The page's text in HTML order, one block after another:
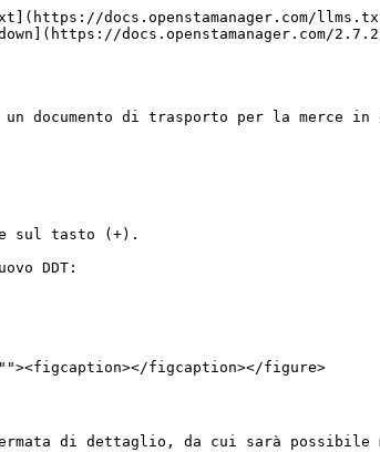
docs.openstamanager.com/
docs.openstamanager.com/
documento di trasporto per la merce in
sul tasto (+).
DDT:
figcaption></figure>
di dettaglio, da cui sarà possibile